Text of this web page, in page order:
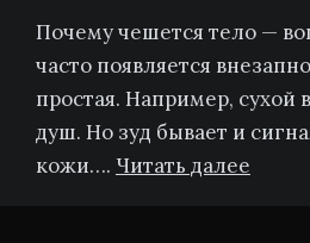
Почему чешется тело —
часто появляется
простая. Например, сухой
душ. Но зуд бывает и
кожи…. Читать далее